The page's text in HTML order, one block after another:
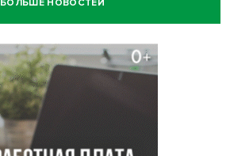
БОЛЬШЕ НОВОСТЕЙ